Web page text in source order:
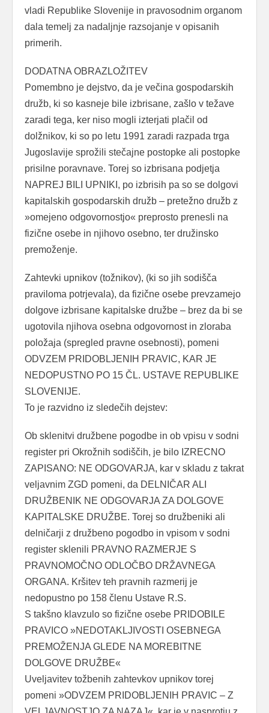
vladi Republike Slovenije in pravosodnim organom
dala temelj za nadaljnje razsojanje v opisanih
primerih.
DODATNA OBRAZLOŽITEV
Pomembno je dejstvo, da je večina gospodarskih
družb, ki so kasneje bile izbrisane, zašlo v težave
zaradi tega, ker niso mogli izterjati plačil od
dolžnikov, ki so po letu 1991 zaradi razpada trga
Jugoslavije sprožili stečajne postopke ali postopke
prisilne poravnave. Torej so izbrisana podjetja
NAPREJ BILI UPNIKI, po izbrisih pa so se dolgovi
kapitalskih gospodarskih družb – pretežno družb z
»omejeno odgovornostjo« preprosto prenesli na
fizične osebe in njihovo osebno, ter družinsko
premoženje.
Zahtevki upnikov (tožnikov), (ki so jih sodišča
praviloma potrjevala), da fizične osebe prevzamejo
dolgove izbrisane kapitalske družbe – brez da bi se
ugotovila njihova osebna odgovornost in zloraba
položaja (spregled pravne osebnosti), pomeni
ODVZEM PRIDOBLJENIH PRAVIC, KAR JE
NEDOPUSTNO PO 15 ČL. USTAVE REPUBLIKE
SLOVENIJE.
To je razvidno iz sledečih dejstev:
Ob sklenitvi družbene pogodbe in ob vpisu v sodni
register pri Okrožnih sodiščih, je bilo IZRECNO
ZAPISANO: NE ODGOVARJA, kar v skladu z takrat
veljavnim ZGD pomeni, da DELNIČAR ALI
DRUŽBENIK NE ODGOVARJA ZA DOLGOVE
KAPITALSKE DRUŽBE. Torej so družbeniki ali
delničarji z družbeno pogodbo in vpisom v sodni
register sklenili PRAVNO RAZMERJE S
PRAVNOMOČNO ODLOČBO DRŽAVNEGA
ORGANA. Kršitev teh pravnih razmerij je
nedopustno po 158 členu Ustave R.S.
S takšno klavzulo so fizične osebe PRIDOBILE
PRAVICO »NEDOTAKLJIVOSTI OSEBNEGA
PREMOŽENJA GLEDE NA MOREBITNE
DOLGOVE DRUŽBE«
Uveljavitev tožbenih zahtevkov upnikov torej
pomeni »ODVZEM PRIDOBLJENIH PRAVIC – Z